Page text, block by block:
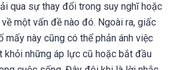
qua sự thay đổi trong suy nghĩ hoặc
một vấn đề nào đó. Ngoài ra, giấc
này cũng có thể phản ánh việc
khỏi những áp lực cũ hoặc bắt đầu